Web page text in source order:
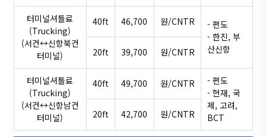
터미널셔틀료
(Trucking)
(서컨↔신항북컨
터미널)
40ft 46,700 원/CNTR
- 편도
- 한진, 부
산신항
20ft 39,700 원/CNTR
터미널셔틀료
(Trucking)
(서컨↔신항남컨
터미널)
40ft 49,700 원/CNTR
- 편도
- 현재, 국
제, 고려,
BCT
20ft 42,700 원/CNTR